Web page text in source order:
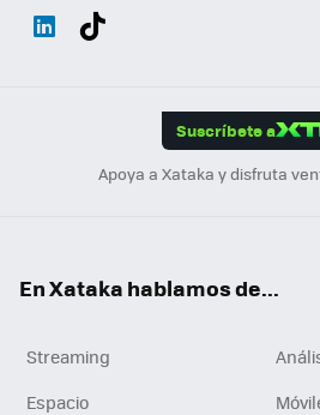
Suscríbete a
Apoya a Xataka y disfruta
En Xataka hablamos de...
Streaming
Espacio